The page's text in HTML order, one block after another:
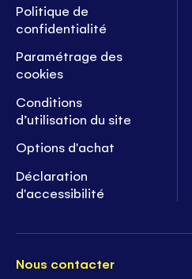
Politique de
confidentialité
Paramétrage des
cookies
Conditions
d’utilisation du site
Options d'achat
Déclaration
d'accessibilité
Nous contacter